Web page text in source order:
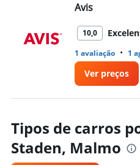
Avis
10,0
1 avaliação • 1
Ver preços
Tipos de carros
Staden, Malmo